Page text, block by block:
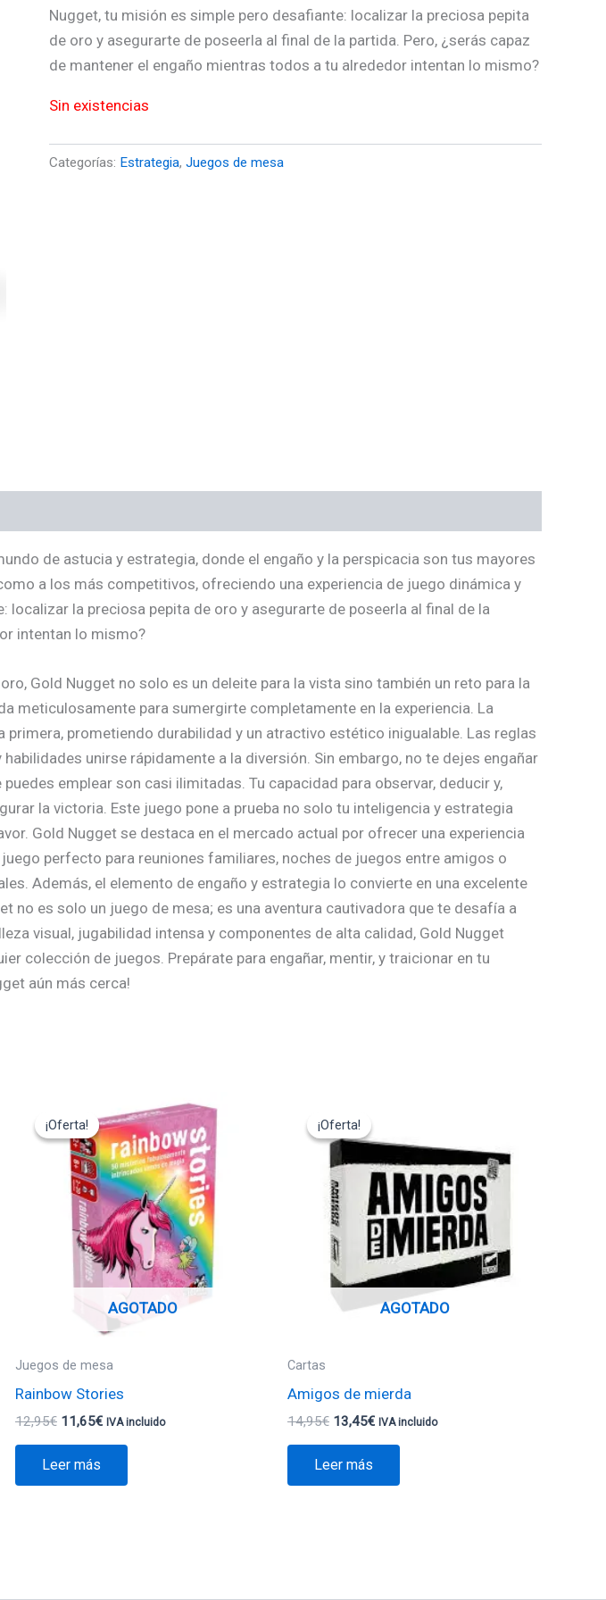
Nugget, tu misión es simple pero desafiante: localizar la preciosa pepita
de oro y asegurarte de poseerla al final de la partida. Pero, ¿serás capaz
de mantener el engaño mientras todos a tu alrededor intentan lo mismo?
Sin existencias
Categorías: Estrategia, Juegos de mesa
de astucia y estrategia, donde el engaño y la perspicacia son tus mayores
a los más competitivos, ofreciendo una experiencia de juego dinámica y
la preciosa pepita de oro y asegurarte de poseerla al final de la
intentan lo mismo?
Gold Nugget no solo es un deleite para la vista sino también un reto para la
meticulosamente para sumergirte completamente en la experiencia. La
prometiendo durabilidad y un atractivo estético inigualable. Las reglas
unirse rápidamente a la diversión. Sin embargo, no te dejes engañar
emplear son casi ilimitadas. Tu capacidad para observar, deducir y,
la victoria. Este juego pone a prueba no solo tu inteligencia y estrategia
Gold Nugget se destaca en el mercado actual por ofrecer una experiencia
perfecto para reuniones familiares, noches de juegos entre amigos o
Además, el elemento de engaño y estrategia lo convierte en una excelente
no es solo un juego de mesa; es una aventura cautivadora que te desafía a
visual, jugabilidad intensa y componentes de alta calidad, Gold Nugget
colección de juegos. Prepárate para engañar, mentir, y traicionar en tu
aún más cerca!
¡Oferta!
AGOTADO
¡Oferta!
Juegos de mesa
Rainbow Stories
12,95€
precio
original
era:
12,95€.
11,65€
precio
actual
es:
11,65€.
IVA incluido
Leer más
¡Oferta!
AGOTADO
¡Oferta!
Cartas
Amigos de mierda
14,95€
precio
original
era:
14,95€.
13,45€
es:
13,45€.
IVA incluido
Leer más